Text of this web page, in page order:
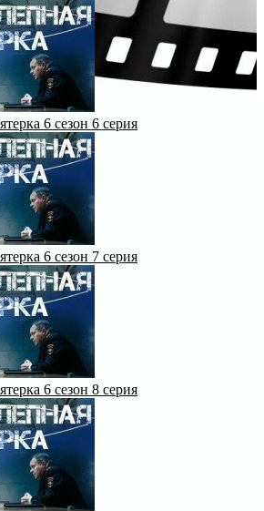
6 сезон 6 серия
6 сезон 7 серия
6 сезон 8 серия